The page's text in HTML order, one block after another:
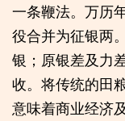
一条鞭法。万历
役合并为征银两
银；原银差及力
收。将传统的田
意味着商业经济